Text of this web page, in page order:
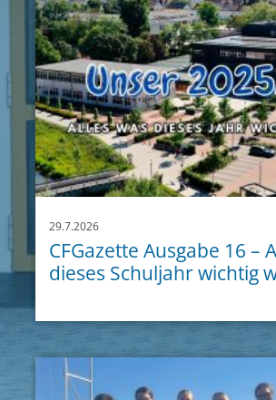
29.7.2026
CFGazette Ausgabe 16 –
dieses Schuljahr wichtig